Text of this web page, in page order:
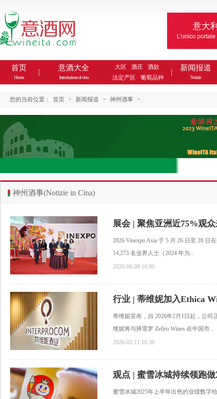
意大
L'unico
首页
Home
意酒大全
Introduzione al vino
大区 酒庄
酒款
法定产区
葡萄品种
新闻报道
Notizie
您的当前位置： 首页 > 新闻报道 > 神州酒事 >
神州酒事(Notizie in Cina)
2026 Vinexpo Asia 于 5 月 26 日至 28
14,273 名业界人士（2024 年为...
2026-06-08 16:00
行业 | 蒂维妮加入Ethica
蒂维妮宣布，自 2026年2月1日起，公司
维妮将与择霏罗 Zefiro Wines 在中国市...
2026-02-11 16:38
蜜雪冰城2025年上半年出色的业绩数字